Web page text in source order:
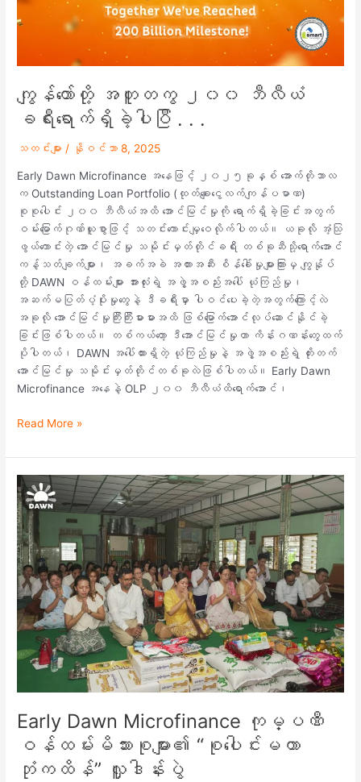
ကျွန်တော်တို့ အတူတကွ ၂၀၀ ဘီလီယံ
ခရီးရောက်ရှိခဲ့ပါပြီ . . .
သတင်းများ / နိုဝင်ဘာ 8, 2025
Early Dawn Microfinance အနေဖြင့် ၂၀၂၅ခုနှစ် အောက်တိုဘာလ
က Outstanding Loan Portfolio (ထုတ်ချေးငွေလက်ကျန်ပမာဏ)
စုစုပေါင်း ၂၀၀ ဘီလီယံအထိ အောင်မြင်မှုကို ရောက်ရှိခဲ့ခြင်းအတွက်
ဝမ်းမြောက်ဂုဏ်ယူစွာဖြင့် သတင်းကောင်းမျှဝေလိုက်ပါတယ်။ ယခုလို အံ့သြ
ဖွယ်ကောင်းတဲ့ အောင်မြင်မှု သမိုင်းမှတ်တိုင်ခရီး တစ်ခုဆီသို့ရောက်အောင်
ကန့်သတ်ချက်များ၊ အခက်အခဲ အတားအဆီး စိန်ခေါ်မှုများကြားမှ ကျွန်ုပ်
တို့ DAWN ဝန်ထမ်းများ အားလုံးရဲ့ အဖွဲ့အစည်းအပေါ် ယုံကြည်မှု၊
အဆက်မပြတ်ပံ့ပိုးမှုတွေနဲ့ ဒီခရီးမှာ ပါဝင်ပေးခဲ့တဲ့အတွက်ကြောင့်လဲ
အခုလို အောင်မြင်မှုကြီးကြီးမားမားအထိ ဖြစ်မြောက်အောင်လုပ်ဆောင်နိုင်ခဲ့
ခြင်းဖြစ်ပါတယ်။ တစ်ကယ်တော့ ဒီအောင်မြင်မှုဟာ ကိန်းဂဏန်းတွေထက်
ပိုပါတယ်၊ DAWN အပေါ်ထားရှိတဲ့ ယုံကြည်မှုနဲ့ အဖွဲ့အစည်းရဲ့ တိုးတက်
အောင်မြင်မှု သမိုင်းမှတ်တိုင်တစ်ခုလဲဖြစ်ပါတယ်။ Early Dawn
Microfinance အနေနဲ့ OLP ၂၀၀ ဘီလီယံထိရောက်အောင်၊
Read More »
Early Dawn Microfinance ကုမ္ပဏီ
ဝန်ထမ်းမိသားစုများ၏ “စုပေါင်းမဟာ
ဘုံကထိန်” လှူဒါန်းပွဲ
Early
Dawn
Microfinance
ကုမ္ပဏီ
ဝန်ထမ်း
မိသားစု
များ၏
“စုပေါင်း
မဟာ
ဘုံကထိန်”
လှူဒါန်း